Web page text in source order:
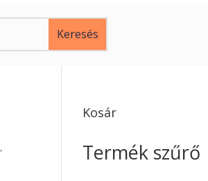
Kosár
Termék szűrő